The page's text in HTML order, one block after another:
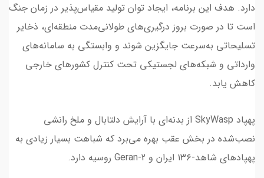
دارد. هدف این برنامه، ایجاد توان تولید مقیاس‌پذیر در زمان جنگ
است تا در صورت بروز درگیری‌های طولانی‌مدت منطقه‌ای، ذخایر
تسلیحاتی به‌سرعت جایگزین شوند و وابستگی به سامانه‌های
وارداتی و شبکه‌های لجستیکی تحت کنترل کشورهای خارجی
کاهش یابد.
پهپاد SkyWasp از بدنه‌ای با آرایش دلتا‌بال و ملخ رانشی
نصب‌شده در بخش عقب بهره می‌برد که شباهت بسیار زیادی به
پهپادهای شاهد-۱۳۶ ایران و Geran-2 روسیه دارد.